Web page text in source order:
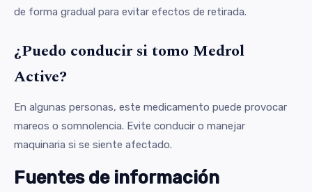
de forma gradual para evitar efectos de retirada.
¿Puedo conducir si tomo Medrol
Active?
En algunas personas, este medicamento puede provocar
mareos o somnolencia. Evite conducir o manejar
maquinaria si se siente afectado.
Fuentes de información